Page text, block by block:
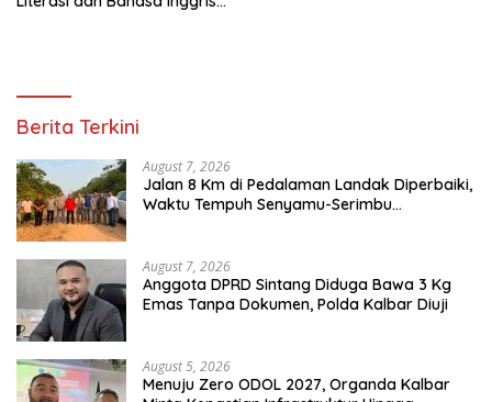
Berita Terkini
August 7, 2026
Jalan 8 Km di Pedalaman Landak Diperbaiki,
Waktu Tempuh Senyamu-Serimbu
August 7, 2026
Anggota DPRD Sintang Diduga Bawa 3 Kg
Emas Tanpa Dokumen, Polda Kalbar Diuji
August 5, 2026
Menuju Zero ODOL 2027, Organda Kalbar